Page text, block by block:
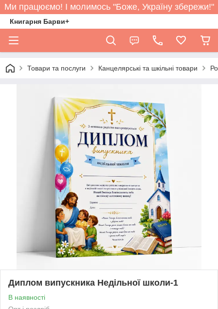
Ми працюємо! І молимось "Боже, Україну збережи!"
Книгарня Барви+
Товари та послуги Канцелярські та шкільні товари
Диплом випускника Недільної школи-1
В наявності